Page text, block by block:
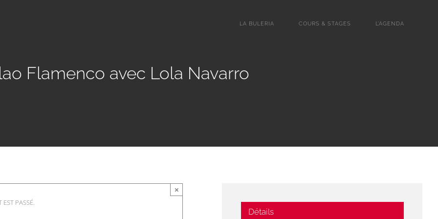
LA BULERIA COURS & STAGES L’AGENDA
Flamenco avec Lola Navarro
EST PASSÉ.
×
Détails